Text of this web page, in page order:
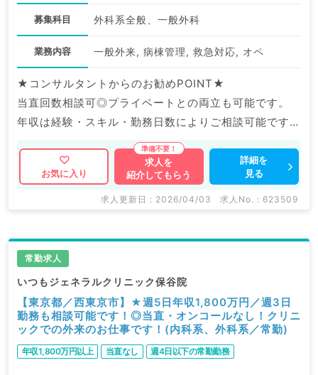
募集科目 外科系全般、一般外科
業務内容 一般外来, 病棟管理, 救急対応, オペ
★コンサルタントからのお勧めPOINT★
当直回数相談可◎プライベートとの両立も可能です。
年収は経験・スキル・勤務日数によりご相談可能です！
マイナビDOCTORでは病院やクリニックなどの医療機
関求人はもちろんのこと、
掲載情報以外にも産業医等の企業系求人も多数扱ってい
求人内容の詳細等はお気軽にお問合せ下さい。
お気に入り
求人を
紹介してもらう
詳細を
見る
求人更新日 : 2026/04/03 求人No. : 623509
常勤求人
いつもジェネラルクリニック保谷院
【東京都／西東京市】★週5日年収1,800万円／週3日
勤務も相談可能です！◎当直・オンコールなし！クリニ
ックでの外来のお仕事です！(内科系、外科系／常勤)
年収1,800万円以上 当直なし 週4日以下の常勤勤務